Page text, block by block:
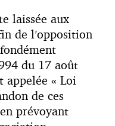
laissée aux
de l’opposition
du 17 août
appelée « Loi
de ces
prévoyant